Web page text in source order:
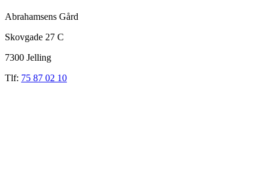
Abrahamsens Gård
Skovgade 27 C
7300 Jelling
Tlf: 75 87 02 10